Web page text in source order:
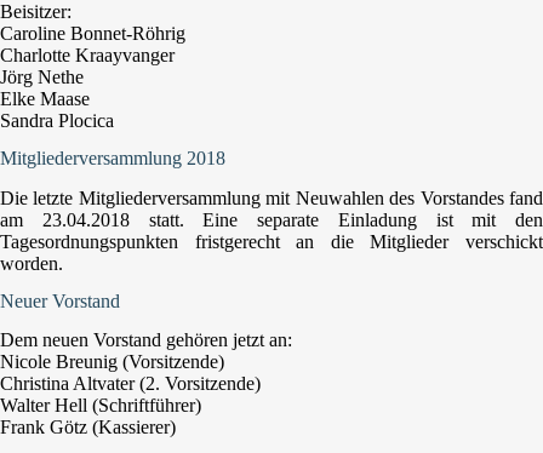
Beisitzer:
Caroline Bonnet-Röhrig
Charlotte Kraayvanger
Jörg Nethe
Elke Maase
Sandra Plocica
Mitgliederversammlung 2018
Die letzte Mitgliederversammlung mit Neuwahlen des Vorstandes fand
am 23.04.2018 statt. Eine separate Einladung ist mit den
Tagesordnungspunkten fristgerecht an die Mitglieder verschickt
worden.
Neuer Vorstand
Dem neuen Vorstand gehören jetzt an:
Nicole Breunig (Vorsitzende)
Christina Altvater (2. Vorsitzende)
Walter Hell (Schriftführer)
Frank Götz (Kassierer)